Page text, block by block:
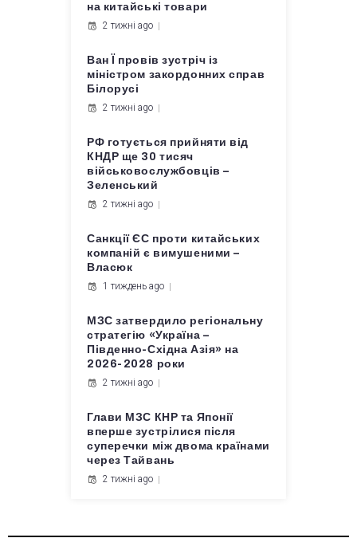
на китайські товари
2 тижні ago
Ван Ї провів зустріч із
міністром закордонних справ
Білорусі
2 тижні ago
РФ готується прийняти від
КНДР ще 30 тисяч
військовослужбовців –
Зеленський
2 тижні ago
Санкції ЄС проти китайських
компаній є вимушеними –
Власюк
1 тиждень ago
МЗС затвердило регіональну
стратегію «Україна –
Південно-Східна Азія» на
2026-2028 роки
2 тижні ago
Глави МЗС КНР та Японії
вперше зустрілися після
суперечки між двома країнами
через Тайвань
2 тижні ago